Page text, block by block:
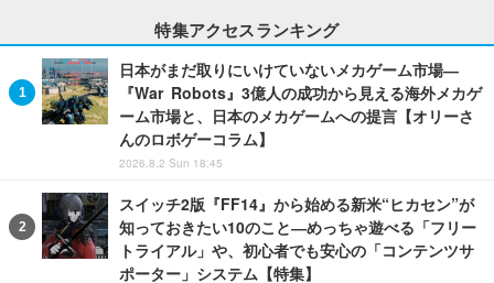
特集アクセスランキング
日本がまだ取りにいけていないメカゲーム市場―
『War Robots』3億人の成功から見える海外メカゲ
ーム市場と、日本のメカゲームへの提言【オリーさ
んのロボゲーコラム】
2026.8.2 Sun 18:45
スイッチ2版『FF14』から始める新米“ヒカセン”が
知っておきたい10のこと―めっちゃ遊べる「フリー
トライアル」や、初心者でも安心の「コンテンツサ
ポーター」システム【特集】